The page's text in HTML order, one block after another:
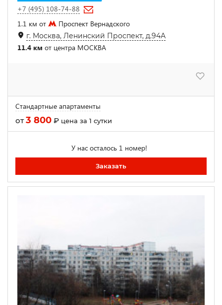
+7 (495) 108-74-88
1.1 км от
Проспект Вернадского
г. Москва, Ленинский Проспект, д.94А
11.4 км от центра МОСКВА
Стандартные апартаменты
от3 800 ₽ цена за 1 сутки
У нас осталось 1 номер!
Заказать